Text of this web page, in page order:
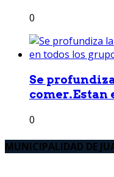
0
Se
comer.Estan
0
MUNICIPALIDAD DE